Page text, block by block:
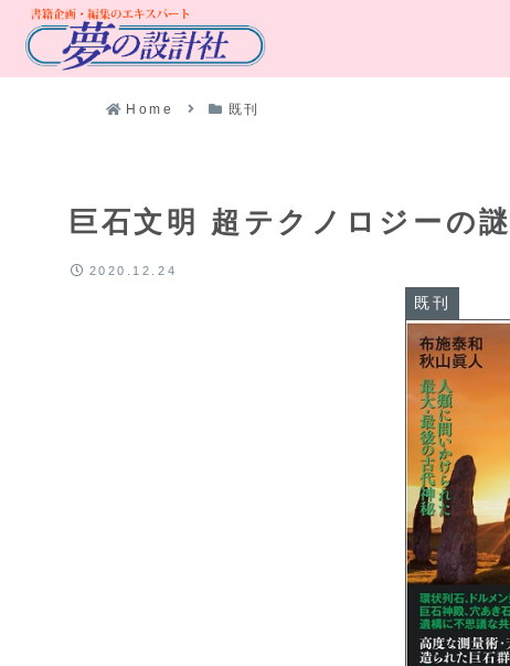
Home 既刊
巨石文明 超テクノロジーの謎
既刊
2020.12.24